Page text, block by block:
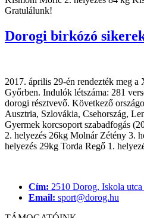
Gratulálunk!
Dorogi birkózó
2017. április 29-én rendezték meg
Győrben. Indulók létszáma: 281
dorogi résztvevő. Következő
Ausztria, Szlovákia, Csehország,
Gyermek korcsoport szabadfogás
2. helyezés 26kg Molnár Zétény 3.
helyezés 29kg Torda Regő 1.
Cím: 2510 Dorog, Iskola utca
Email: sport@dorog.hu